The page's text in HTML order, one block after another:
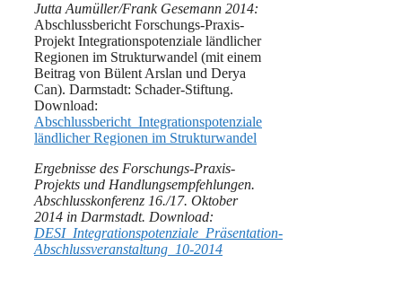
Jutta Aumüller/Frank Gesemann 2014:
Abschlussbericht Forschungs-Praxis-
Projekt Integrationspotenziale ländlicher
Regionen im Strukturwandel (mit einem
Beitrag von Bülent Arslan und Derya
Can). Darmstadt: Schader-Stiftung.
Download:
Abschlussbericht_Integrationspotenziale
ländlicher Regionen im Strukturwandel
Ergebnisse des Forschungs-Praxis-
Projekts und Handlungsempfehlungen.
Abschlusskonferenz 16./17. Oktober
2014 in Darmstadt. Download:
DESI_Integrationspotenziale_Präsentation-
Abschlussveranstaltung_10-2014